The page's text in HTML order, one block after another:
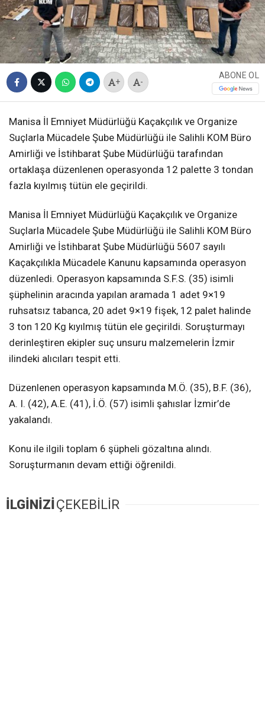
+ -
ABONE OL
Manisa İl Emniyet Müdürlüğü Kaçakçılık ve Organize
Suçlarla Mücadele Şube Müdürlüğü ile Salihli KOM Büro
Amirliği ve İstihbarat Şube Müdürlüğü tarafından
ortaklaşa düzenlenen operasyonda 12 palette 3 tondan
fazla kıyılmış tütün ele geçirildi.
Manisa İl Emniyet Müdürlüğü Kaçakçılık ve Organize
Suçlarla Mücadele Şube Müdürlüğü ile Salihli KOM Büro
Amirliği ve İstihbarat Şube Müdürlüğü 5607 sayılı
Kaçakçılıkla Mücadele Kanunu kapsamında operasyon
düzenledi. Operasyon kapsamında S.F.S. (35) isimli
şüphelinin aracında yapılan aramada 1 adet 9×19
ruhsatsız tabanca, 20 adet 9×19 fişek, 12 palet halinde
3 ton 120 Kg kıyılmış tütün ele geçirildi. Soruşturmayı
derinleştiren ekipler suç unsuru malzemelerin İzmir
ilindeki alıcıları tespit etti.
Düzenlenen operasyon kapsamında M.Ö. (35), B.F. (36),
A. I. (42), A.E. (41), İ.Ö. (57) isimli şahıslar İzmir’de
yakalandı.
Konu ile ilgili toplam 6 şüpheli gözaltına alındı.
Soruşturmanın devam ettiği öğrenildi.
İLGİNİZİÇEKEBİLİR